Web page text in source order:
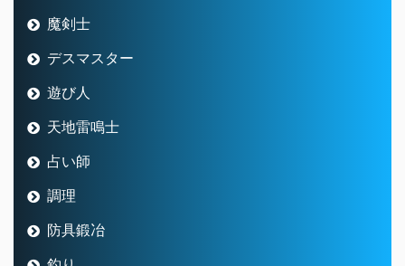
魔剣士
デスマスター
遊び人
天地雷鳴士
占い師
調理
防具鍛冶